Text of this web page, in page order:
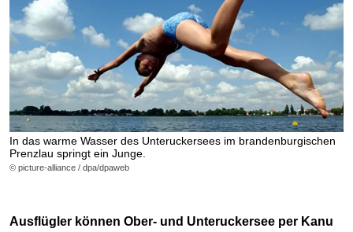
In das warme Wasser des Unteruckersees im brandenburgischen
Prenzlau springt ein Junge.
© picture-alliance / dpa/dpaweb
Ausflügler können Ober- und Unteruckersee per Kanu